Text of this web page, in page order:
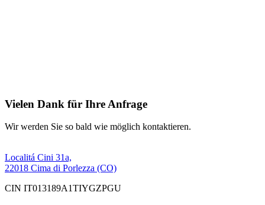
Vielen Dank für Ihre Anfrage
Wir werden Sie so bald wie möglich kontaktieren.
Localitá Cini 31a,
22018 Cima di Porlezza (CO)
CIN IT013189A1TIYGZPGU